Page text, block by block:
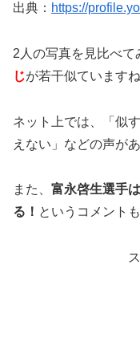
出典： https://
2人の写真を見比べて
じが若干似ていますね
ネット上では、「似
えない」などの声が
また、 富永啓生選手
る！ というコメント